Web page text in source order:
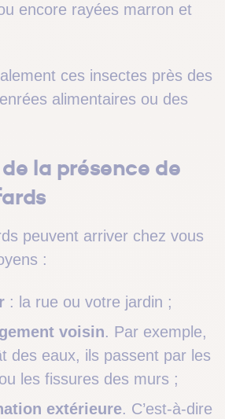
encore rayées marron et
ces insectes près des
alimentaires ou des
la présence de
peuvent arriver chez vous
:
: la rue ou votre jardin ;
voisin. Par exemple,
des eaux, ils passent par les
les fissures des murs ;
extérieure. C’est-à-dire